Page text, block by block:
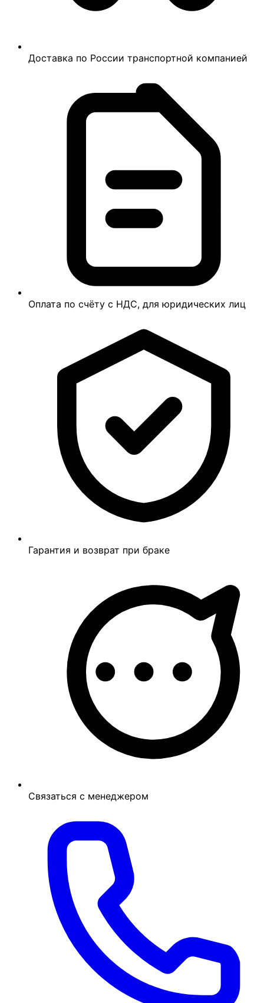
Доставка по России транспортной компанией
Оплата по счёту с НДС, для юридических лиц
Гарантия и возврат при браке
Связаться с менеджером